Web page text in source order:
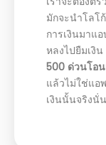
มักจะนำโลโ
การเงินมาแ
หลงไปยืมเงิ
500 ด่วนโอ
แล้วไม่ใช่แอ
เงินนั้นจริงนั่น